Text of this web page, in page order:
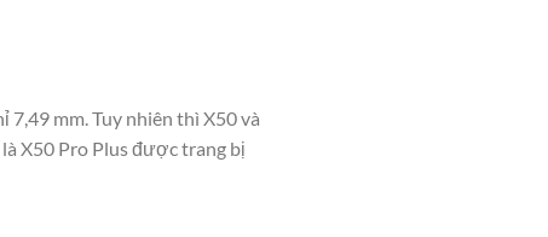
mm. Tuy nhiên thì X50 và
X50 Pro Plus được trang bị